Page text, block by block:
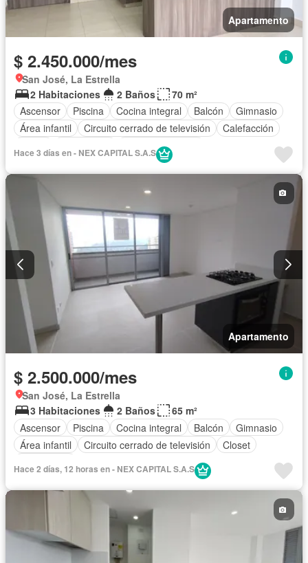
Apartamento
$ 2.450.000/mes
San José, La Estrella
2 Habitaciones
2 Baños
70 m²
Ascensor
Piscina Cocina integral Balcón
Gimnasio
Área infantil
Circuito cerrado de televisión
Calefacción
Vista panorámica
Hace 3 días en - NEX CAPITAL S.A.S
Apartamento
$ 2.500.000/mes
San José, La Estrella
3 Habitaciones
2 Baños
65 m²
Ascensor
Piscina Cocina integral Balcón
Gimnasio
Área infantil
Circuito cerrado de televisión
Closet
Hace 2 días, 12 horas en - NEX CAPITAL S.A.S